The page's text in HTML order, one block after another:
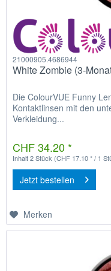
21000905.4686944
White Zombie (3-
Die ColourVUE Funny
Kontaktlinsen mit den
Verkleidung...
CHF 34.20 *
Inhalt2 Stück (CHF 17.10 * / 1
Jetzt bestellen
Merken